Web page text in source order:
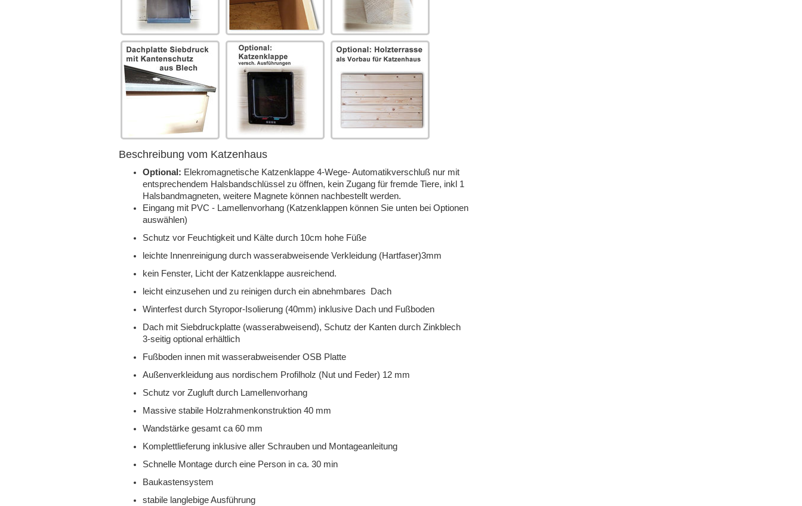
Beschreibung vom Katzenhaus
Optional: Elekromagnetische Katzenklappe 4-Wege- Automatikverschluß nur mit
entsprechendem Halsbandschlüssel zu öffnen, kein Zugang für fremde Tiere, inkl 1
Halsbandmagneten, weitere Magnete können nachbestellt werden.
Eingang mit PVC - Lamellenvorhang (Katzenklappen können Sie unten bei Optionen
auswählen)
Schutz vor Feuchtigkeit und Kälte durch 10cm hohe Füße
leichte Innenreinigung durch wasserabweisende Verkleidung (Hartfaser)3mm
kein Fenster, Licht der Katzenklappe ausreichend.
leicht einzusehen und zu reinigen durch ein abnehmbares Dach
Winterfest durch Styropor-Isolierung (40mm) inklusive Dach und Fußboden
Dach mit Siebdruckplatte (wasserabweisend), Schutz der Kanten durch Zinkblech
3-seitig optional erhältlich
Fußboden innen mit wasserabweisender OSB Platte
Außenverkleidung aus nordischem Profilholz (Nut und Feder) 12 mm
Schutz vor Zugluft durch Lamellenvorhang
Massive stabile Holzrahmenkonstruktion 40 mm
Wandstärke gesamt ca 60 mm
Komplettlieferung inklusive aller Schrauben und Montageanleitung
Schnelle Montage durch eine Person in ca. 30 min
Baukastensystem
stabile langlebige Ausführung